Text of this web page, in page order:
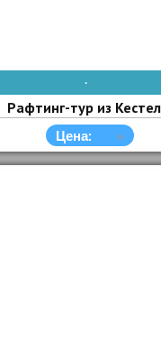
AVAIBLE EVERY DAY
Рафтинг-тур из
Цена: